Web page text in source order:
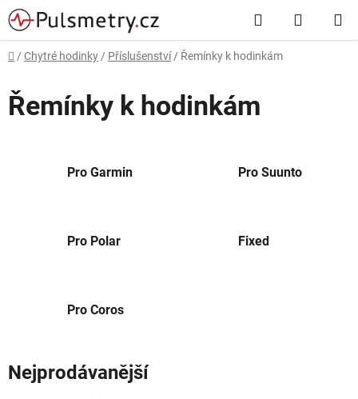
Přejít
na
obsah
Hledat
KOŠÍK
Domů
/ Chytré hodinky / Příslušenství / Řemínky k hodinkám
Řemínky k hodinkám
Pro Garmin Pro Suunto
Pro Polar Fixed
Pro Coros
Nejprodávanější